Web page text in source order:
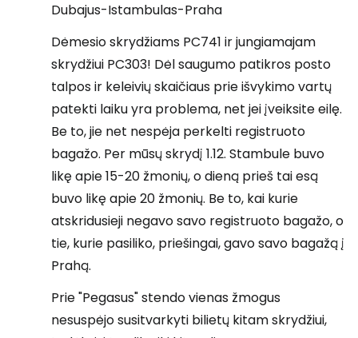
Dubajus-Istambulas-Praha
Dėmesio skrydžiams PC741 ir jungiamajam
skrydžiui PC303! Dėl saugumo patikros posto
talpos ir keleivių skaičiaus prie išvykimo vartų
patekti laiku yra problema, net jei įveiksite eilę.
Be to, jie net nespėja perkelti registruoto
bagažo. Per mūsų skrydį 1.12. Stambule buvo
likę apie 15-20 žmonių, o dieną prieš tai esą
buvo likę apie 20 žmonių. Be to, kai kurie
atskridusieji negavo savo registruoto bagažo, o
tie, kurie pasiliko, priešingai, gavo savo bagažą į
Prahą.
Prie "Pegasus" stendo vienas žmogus
nesuspėjo susitvarkyti bilietų kitam skrydžiui,